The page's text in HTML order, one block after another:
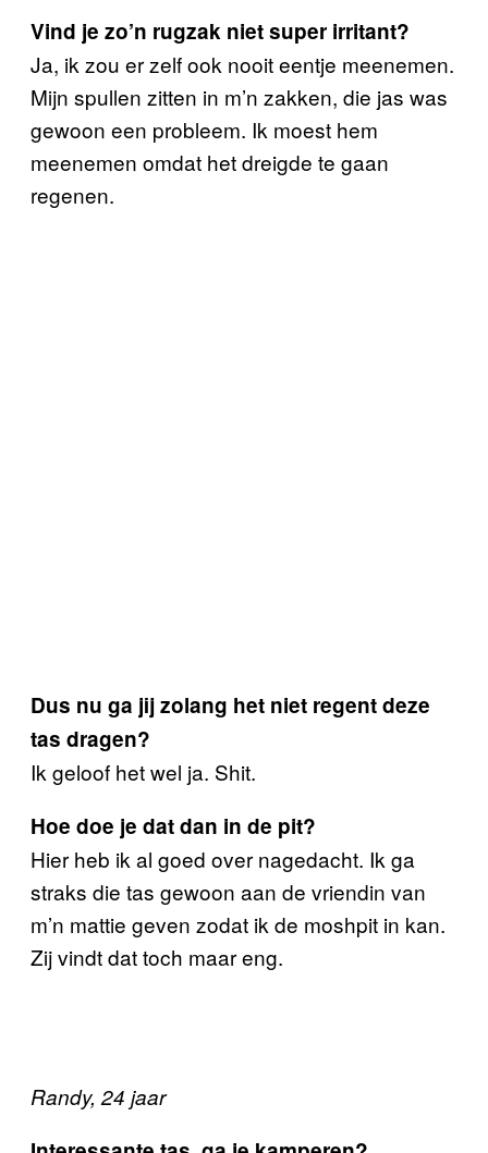
Vind je zo’n rugzak niet super irritant?
Ja, ik zou er zelf ook nooit eentje meenemen.
Mijn spullen zitten in m’n zakken, die jas was
gewoon een probleem. Ik moest hem
meenemen omdat het dreigde te gaan
regenen.
Dus nu ga jij zolang het niet regent deze
tas dragen?
Ik geloof het wel ja. Shit.
Hoe doe je dat dan in de pit?
Hier heb ik al goed over nagedacht. Ik ga
straks die tas gewoon aan de vriendin van
m’n mattie geven zodat ik de moshpit in kan.
Zij vindt dat toch maar eng.
Randy, 24 jaar